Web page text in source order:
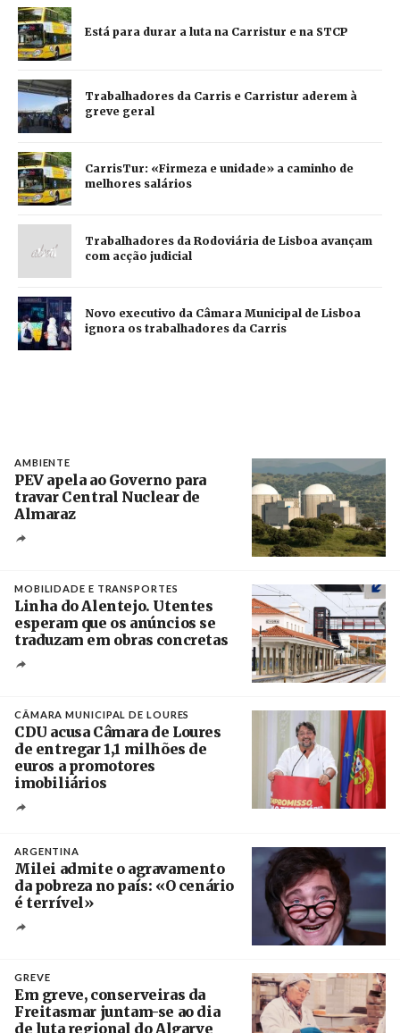
Está para durar a luta na Carristur e na STCP
Trabalhadores da Carris e Carristur aderem à
greve geral
CarrisTur: «Firmeza e unidade» a caminho de
melhores salários
Trabalhadores da Rodoviária de Lisboa avançam
com acção judicial
Novo executivo da Câmara Municipal de Lisboa
ignora os trabalhadores da Carris
AMBIENTE
PEV apela ao Governo para
travar Central Nuclear de
Almaraz
MOBILIDADE E TRANSPORTES
Linha do Alentejo. Utentes
esperam que os anúncios se
traduzam em obras concretas
CÂMARA MUNICIPAL DE LOURES
CDU acusa Câmara de Loures
de entregar 1,1 milhões de
euros a promotores
imobiliários
ARGENTINA
Milei admite o agravamento
da pobreza no país: «O cenário
é terrível»
GREVE
Em greve, conserveiras da
Freitasmar juntam-se ao dia
de luta regional do Algarve